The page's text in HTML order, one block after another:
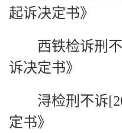
起诉决定书》
西铁检诉刑
诉决定书》
浔检刑不诉
定书》